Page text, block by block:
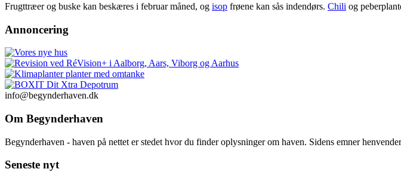
Frugttræer og buske kan beskæres i februar måned, og isop frøene kan sås indendørs. Chili og
Annoncering
info@begynderhaven.dk
Om Begynderhaven
Begynderhaven - haven på nettet er stedet hvor du finder oplysninger om haven. Sidens emner
Seneste nyt